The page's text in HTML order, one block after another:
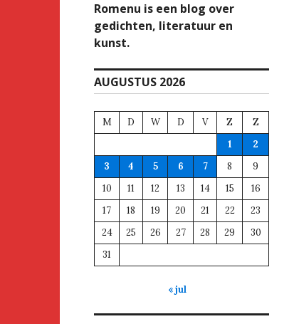
Romenu is een blog over
gedichten, literatuur en
kunst.
AUGUSTUS 2026
M D W D V Z
Z
1
2
3
4 5 6 7 8
9
10
11 12 13 14 15
16
17
18 19 20 21 22
23
24
25 26 27 28 29
30
31
« jul